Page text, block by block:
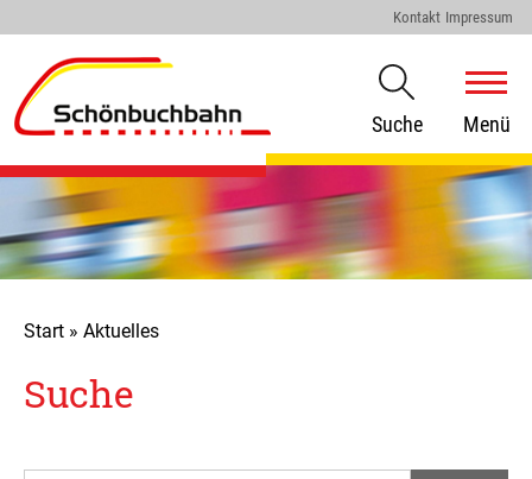
Kontakt Impressum
Suche Menü
Start » Aktuelles
Suche